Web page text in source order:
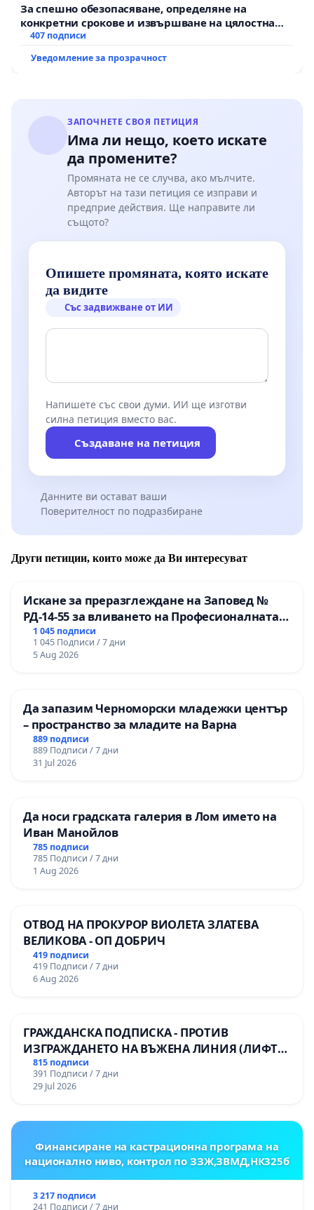
За спешно обезопасяване, определяне на
конкретни срокове и извършване на цялостна
рехабилитация на републиканския път между
Мирово - к.к. Момин проход
407 подписи
Уведомление за прозрачност
ЗАПОЧНЕТЕ СВОЯ ПЕТИЦИЯ
Има ли нещо, което искате
да промените?
Промяната не се случва, ако мълчите.
Авторът на тази петиция се изправи и
предприе действия. Ще направите ли
същото?
Опишете промяната, която искате
да видите
Със задвижване от ИИ
Напишете със свои думи. ИИ ще изготви
силна петиция вместо вас.
Създаване на петиция
Данните ви остават ваши
Поверителност по подразбиране
Други петиции, които може да Ви интересуват
Искане за преразглеждане на Заповед №
РД-14-55 за вливането на Професионалната
гимназия по промишлени технологии в
Професионалната гимназия по икономика и
мениджмънт – гр. Пазарджик
1 045 подписи
1 045 Подписи / 7 дни
5 Aug 2026
Да запазим Черноморски младежки център
– пространство за младите на Варна
889 подписи
889 Подписи / 7 дни
31 Jul 2026
Да носи градската галерия в Лом името на
Иван Манойлов
785 подписи
785 Подписи / 7 дни
1 Aug 2026
ОТВОД НА ПРОКУРОР ВИОЛЕТА ЗЛАТЕВА
ВЕЛИКОВА - ОП ДОБРИЧ
419 подписи
419 Подписи / 7 дни
6 Aug 2026
ГРАЖДАНСКА ПОДПИСКА - ПРОТИВ
ИЗГРАЖДАНЕТО НА ВЪЖЕНА ЛИНИЯ (ЛИФТ)
НА ТЕРИТОРИЯТА НА ПРИРОДНА
ЗАБЕЛЕЖИТЕЛНОСТ „ХЪЛМ НА
ОСВОБОДИТЕЛИТЕ“ (БУНАРДЖИК)
815 подписи
391 Подписи / 7 дни
29 Jul 2026
Финансиране на кастрационна програма на
национално ниво, контрол по ЗЗЖ,ЗВМД,НК325б
3 217 подписи
241 Подписи / 7 дни